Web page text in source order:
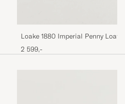
Loake 1880 Imperial Penny
2 599,-